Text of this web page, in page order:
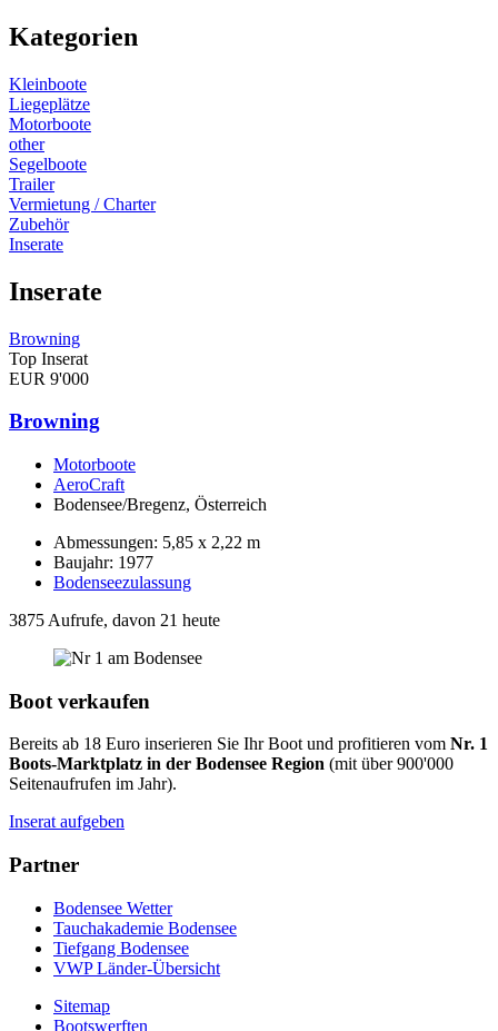
Kategorien
Kleinboote
Liegeplätze
Motorboote
other
Segelboote
Trailer
Vermietung / Charter
Zubehör
Inserate
Inserate
Browning
Top Inserat
EUR 9'000
Browning
Motorboote
AeroCraft
Bodensee/Bregenz, Österreich
Abmessungen: 5,85 x 2,22 m
Baujahr: 1977
Bodenseezulassung
3875 Aufrufe, davon 21 heute
Boot verkaufen
Bereits ab 18 Euro inserieren Sie Ihr Boot und profitieren vom Nr. 1
Boots-Marktplatz in der Bodensee Region (mit über 900'000
Seitenaufrufen im Jahr).
Inserat aufgeben
Partner
Bodensee Wetter
Tauchakademie Bodensee
Tiefgang Bodensee
VWP Länder-Übersicht
Sitemap
Bootswerften